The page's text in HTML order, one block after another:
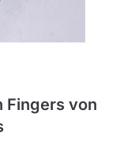
Fingers von